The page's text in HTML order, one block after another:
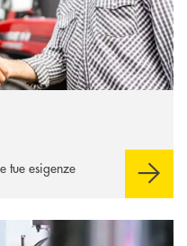
tue esigenze